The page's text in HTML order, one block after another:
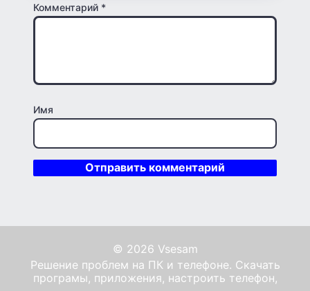
Комментарий *
Имя
© 2026 Vsesam
Решение проблем на ПК и телефоне. Скачать
програмы, приложения, настроить телефон,